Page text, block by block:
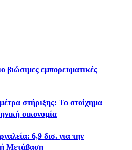
βιώσιμες εμπορευματικές
στήριξης: Το στοίχημα
οικονομία
6,9 δισ. για την
Μετάβαση